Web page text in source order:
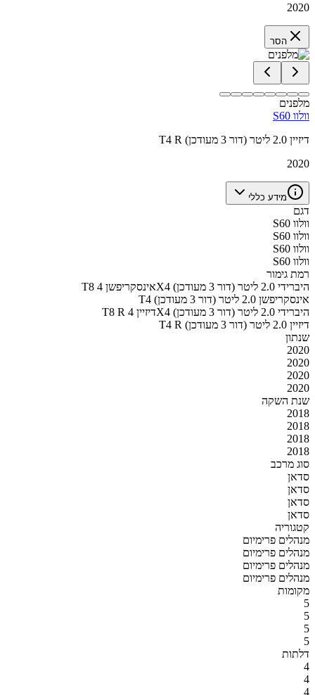
2020
הסר
מלפנים
וולוו S60
T4 R דיזיין 2.0 ליטר (דור 3 מעודכן)
2020
מידע כללי
דגם
וולוו S60
וולוו S60
וולוו S60
וולוו S60
רמת גימור
T8 אינסקריפשן 4X4 היברידי 2.0 ליטר (דור 3 מעודכן)
T4 אינסקריפשן 2.0 ליטר (דור 3 מעודכן)
T8 R דיזיין 4X4 היברידי 2.0 ליטר (דור 3 מעודכן)
T4 R דיזיין 2.0 ליטר (דור 3 מעודכן)
שנתון
2020
2020
2020
2020
שנת השקה
2018
2018
2018
2018
סוג מרכב
סדאן
סדאן
סדאן
סדאן
קטגוריה
מנהלים פרימיום
מנהלים פרימיום
מנהלים פרימיום
מנהלים פרימיום
מקומות
5
5
5
5
דלתות
4
4
4